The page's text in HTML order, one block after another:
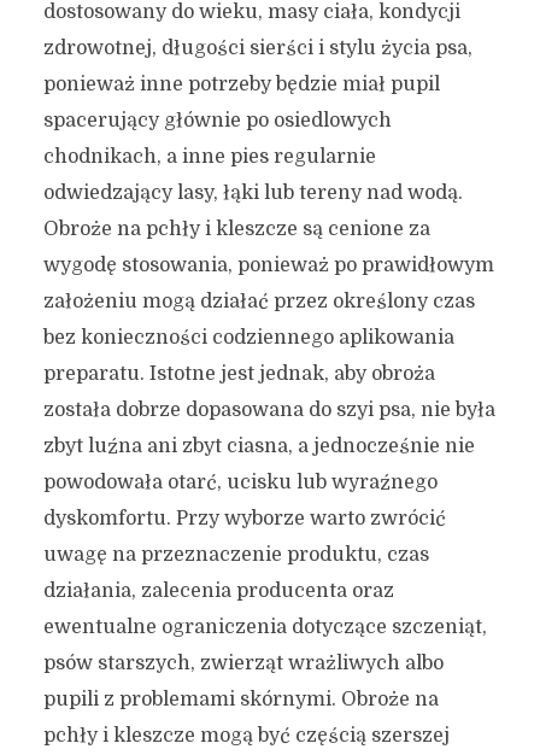
dostosowany do wieku, masy ciała, kondycji
zdrowotnej, długości sierści i stylu życia psa,
ponieważ inne potrzeby będzie miał pupil
spacerujący głównie po osiedlowych
chodnikach, a inne pies regularnie
odwiedzający lasy, łąki lub tereny nad wodą.
Obroże na pchły i kleszcze są cenione za
wygodę stosowania, ponieważ po prawidłowym
założeniu mogą działać przez określony czas
bez konieczności codziennego aplikowania
preparatu. Istotne jest jednak, aby obroża
została dobrze dopasowana do szyi psa, nie była
zbyt luźna ani zbyt ciasna, a jednocześnie nie
powodowała otarć, ucisku lub wyraźnego
dyskomfortu. Przy wyborze warto zwrócić
uwagę na przeznaczenie produktu, czas
działania, zalecenia producenta oraz
ewentualne ograniczenia dotyczące szczeniąt,
psów starszych, zwierząt wrażliwych albo
pupili z problemami skórnymi. Obroże na
pchły i kleszcze mogą być częścią szerszej